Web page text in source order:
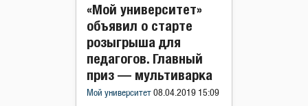
«Мой университет»
объявил о старте
розыгрыша для
педагогов. Главный
приз — мультиварка
Мой университет 08.04.2019 15:09